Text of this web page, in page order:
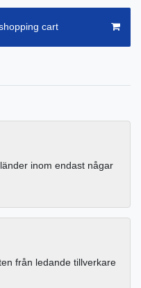
cart
inom endast någar
från ledande tillverkare